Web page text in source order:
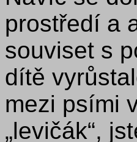
prostředí a
souviset s
dítě
mezi psími
„levičák“,